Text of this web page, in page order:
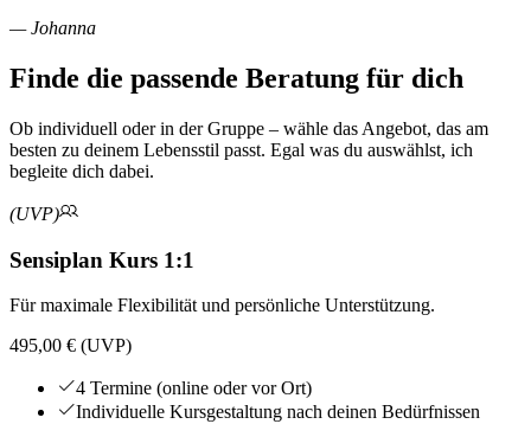
—Johanna
Finde die passende Beratung für dich
Ob individuell oder in der Gruppe – wähle das Angebot, das am
besten zu deinem Lebensstil passt. Egal was du auswählst, ich
begleite dich dabei.
(UVP)
Sensiplan Kurs 1:1
Für maximale Flexibilität und persönliche Unterstützung.
495,00 € (UVP)
4 Termine (online oder vor Ort)
Individuelle Kursgestaltung nach deinen Bedürfnissen